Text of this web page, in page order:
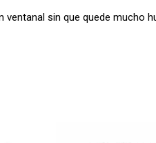
ventanal sin que quede mucho